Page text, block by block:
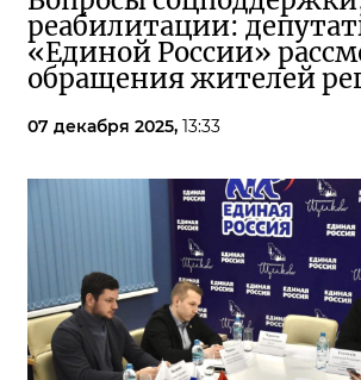
реабилитации:
«Единой России»
обращения жителей
07 декабря 2025, 13:33